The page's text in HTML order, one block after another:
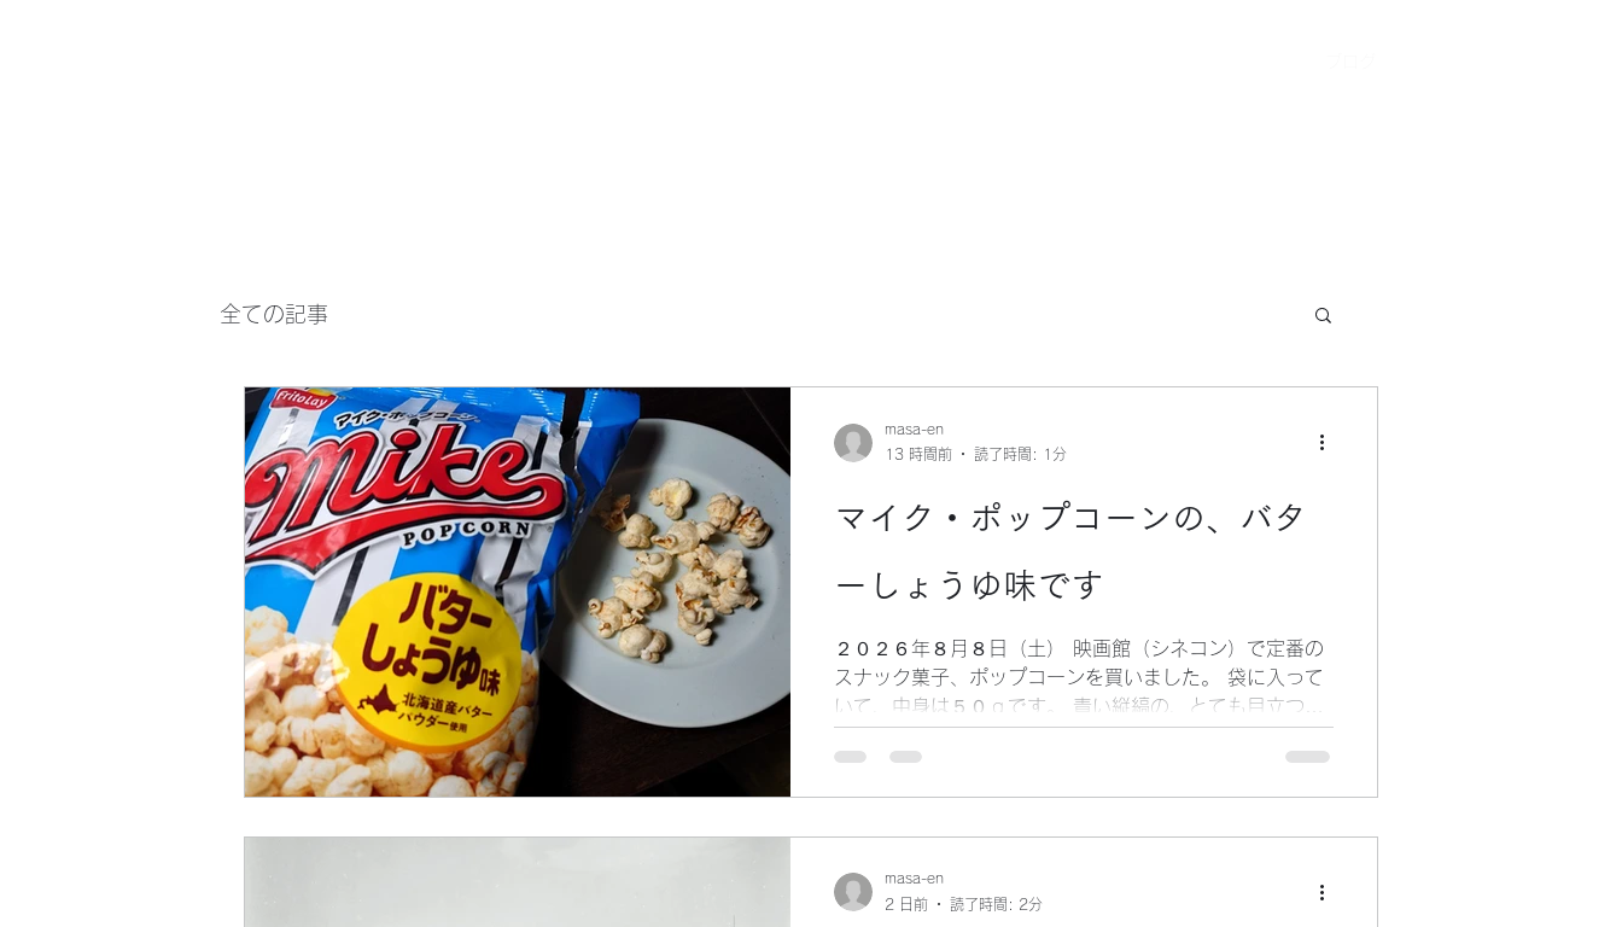
全ての記事
マイク・ポップコーンの、バタ
ーしょうゆ味です
２０２６年８月８日（土） 映画館（シネコン）で定番の
スナック菓子、ポップコーンを買いました。 袋に入って
いて、中身は５０ｇです。 青い縦縞の、とても目立つパ
てっきり、アメリカとかのライセンス商品かと思った
ら、日本のブランドでした。 １９５７年（昭和３２年）
パンフリトレー」で、本社は茨城県古河市にあります。
（株式の１００％を、「カルビー」が所有していま
masa-en
13 時間前
読了時間: 1分
masa-en
2 日前
読了時間: 2分